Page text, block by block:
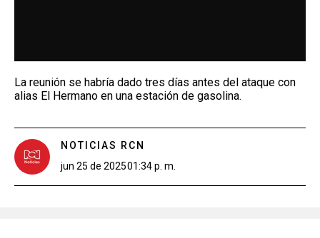
La reunión se habría dado tres días antes del ataque con
alias El Hermano en una estación de gasolina.
NOTICIAS RCN
jun 25 de 202501:34 p. m.